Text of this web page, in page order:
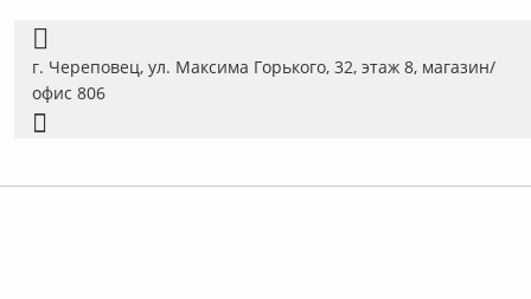
г. Череповец, ул. Максима Горького, 32, этаж 8, магазин/
офис 806